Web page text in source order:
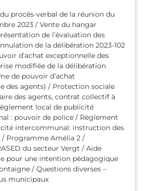
procès-verbal de la réunion du
2023 / Vente du hangar
de l’évaluation des
de la délibération 2023-102
d’achat exceptionnelle des
modifiée de la délibération
de pouvoir d’achat
des agents) / Protection sociale
des agents, contrat collectif à
local de publicité
: pouvoir de police / Règlement
intercommunal: instruction des
Programme Amélia 2 /
du secteur Vergt / Aide
pour une intention pédagogique
/ Questions diverses –
municipaux